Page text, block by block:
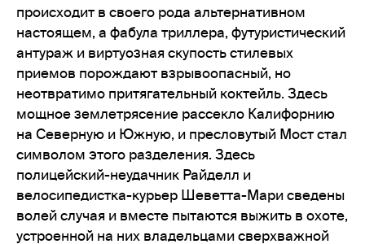
происходит в своего рода альтернативном
настоящем, а фабула триллера, футуристический
антураж и виртуозная скупость стилевых
приемов порождают взрывоопасный, но
неотвратимо притягательный коктейль. Здесь
мощное землетрясение рассекло Калифорнию
на Северную и Южную, и пресловутый Мост стал
символом этого разделения. Здесь
полицейский-неудачник Райделл и
велосипедистка-курьер Шеветта-Мари сведены
волей случая и вместе пытаются выжить в охоте,
устроенной на них владельцами сверхважной